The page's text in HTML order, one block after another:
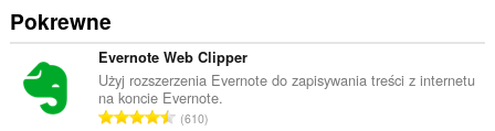
Pokrewne
Evernote Web Clipper
Użyj rozszerzenia Evernote do zapisywania treści z internetu
na koncie Evernote.
C610